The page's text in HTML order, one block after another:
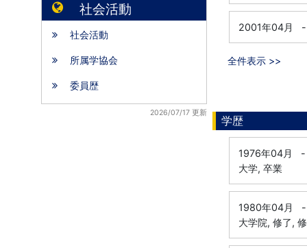
社会活動
社会活動
所属学協会
委員歴
2026/07/17 更新
2001年04月 -
全件表示 >>
学歴
1976年04月
-
大学, 卒業
1980年04月
-
大学院, 修了,